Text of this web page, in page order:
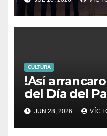
CULTURA
!Así
del Día del
de la Sal!
JUN 28, 2026